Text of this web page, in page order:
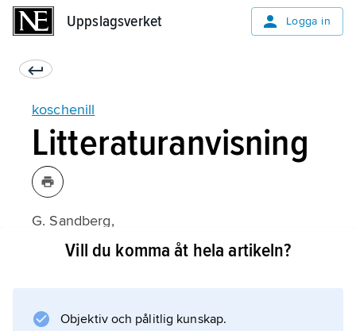
Uppslagsverket Logga in
koschenill
Litteraturanvisning
G. Sandberg,
Purpur, koschenill och krapp: En bok om röda
Vill du komma åt hela artikeln?
Objektiv och pålitlig kunskap.